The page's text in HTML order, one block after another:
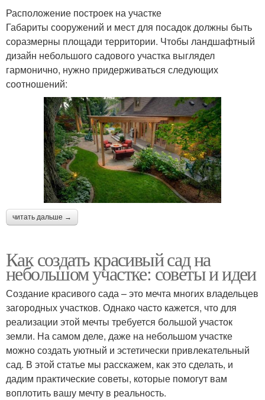
Расположение построек на участке
Габариты сооружений и мест для посадок должны быть
соразмерны площади территории. Чтобы ландшафтный
дизайн небольшого садового участка выглядел
гармонично, нужно придерживаться следующих
соотношений:
читать дальше →
Как создать красивый сад на
небольшом участке: советы и идеи
Создание красивого сада – это мечта многих владельцев
загородных участков. Однако часто кажется, что для
реализации этой мечты требуется большой участок
земли. На самом деле, даже на небольшом участке
можно создать уютный и эстетически привлекательный
сад. В этой статье мы расскажем, как это сделать, и
дадим практические советы, которые помогут вам
воплотить вашу мечту в реальность.